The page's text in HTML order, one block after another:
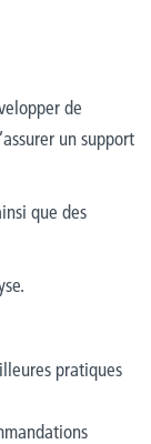
de
un support
que des
pratiques